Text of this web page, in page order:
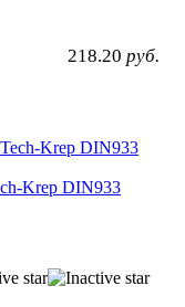
218.20 руб.
Krep DIN933